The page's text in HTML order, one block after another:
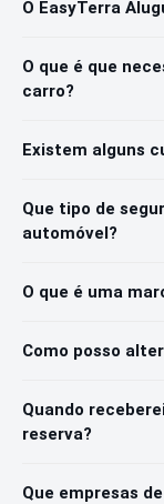
O EasyTerra
O que é que
carro?
Existem alguns
Que tipo de
automóvel?
O que é uma
Como posso
Quando
reserva?
Que empresas